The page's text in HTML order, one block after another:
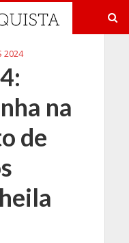
2024
na
de